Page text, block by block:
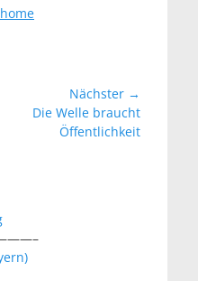
Nächster →
NächsterDie Welle braucht
Öffentlichkeit